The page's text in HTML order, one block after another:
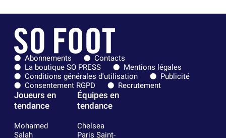
Abonnements
Contacts
La boutique SO PRESS
Mentions légales
Conditions générales d'utilisation
Publicité
Consentement RGPD
Recrutement
Joueurs en
tendance
Mohamed
Salah
Équipes en
tendance
Chelsea
Paris Saint-